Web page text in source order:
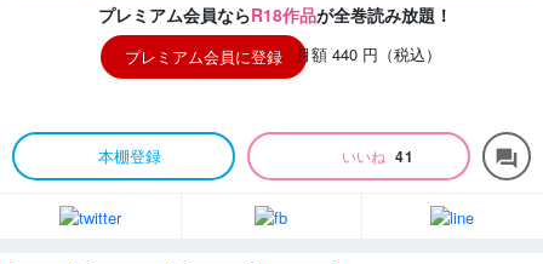
プレミアム会員ならR18作品が全巻読み放題！
プレミアム会員に登録 月額 440 円（税込）
本棚登録 いいね 41 forum